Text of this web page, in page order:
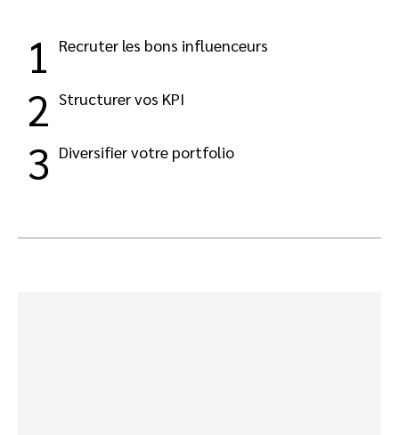
1 Recruter les bons influenceurs
2 Structurer vos KPI
3 Diversifier votre portfolio